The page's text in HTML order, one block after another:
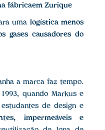
fábricaem Zurique
uma logística menos
gases causadores do
a marca faz tempo.
quando Markus e
de design e
impermeáveis e